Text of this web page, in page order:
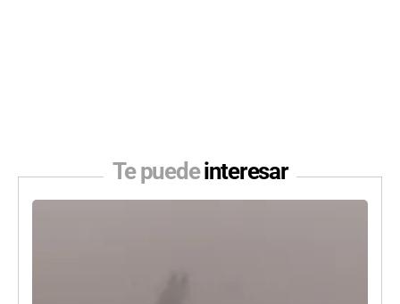
Te puedeinteresar